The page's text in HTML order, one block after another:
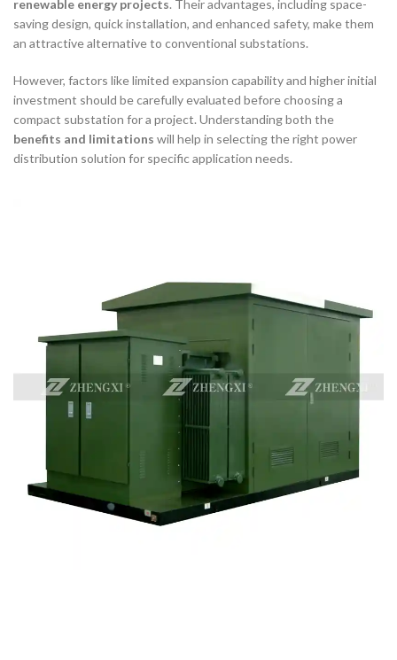
renewable energy projects. Their advantages, including space-
saving design, quick installation, and enhanced safety, make them
an attractive alternative to conventional substations.
However, factors like limited expansion capability and higher initial
investment should be carefully evaluated before choosing a
compact substation for a project. Understanding both the
benefits and limitations will help in selecting the right power
distribution solution for specific application needs.